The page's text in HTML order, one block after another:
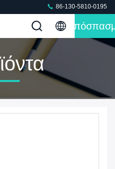
86-130-5810-0195